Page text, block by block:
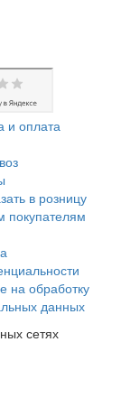
и оплата
в розницу
покупателям
на обработку
данных
сетях